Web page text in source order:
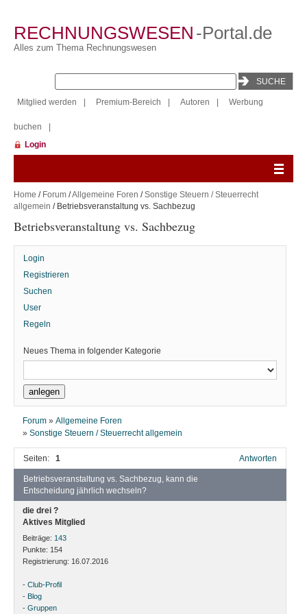
RECHNUNGSWESEN -Portal.de
Alles zum Thema Rechnungswesen
Mitglied werden Premium-Bereich Autoren Werbung
buchen
Login
Home / Forum /Allgemeine Foren /Sonstige Steuern / Steuerrecht
allgemein / Betriebsveranstaltung vs. Sachbezug
Betriebsveranstaltung vs. Sachbezug
Login
Registrieren
Suchen
User
Regeln
Neues Thema in folgender Kategorie
Forum »Allgemeine Foren
»Sonstige Steuern / Steuerrecht allgemein
Seiten: 1 Antworten
Betriebsveranstaltung vs. Sachbezug, kann die
Entscheidung jährlich wechseln?
die drei ?
Aktives Mitglied
Beiträge: 143
Punkte: 154
Registrierung: 16.07.2016
- Club-Profil
- Blog
- Gruppen